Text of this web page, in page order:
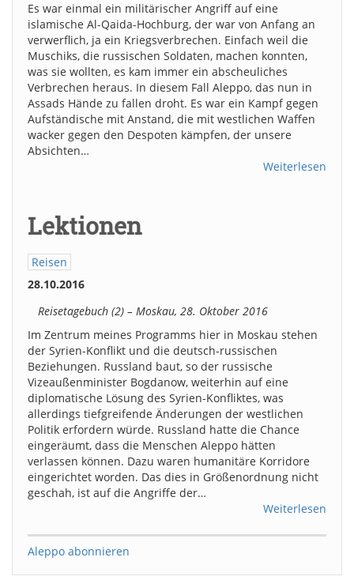
Es war einmal ein militärischer Angriff auf eine
islamische Al-Qaida-Hochburg, der war von Anfang an
verwerflich, ja ein Kriegsverbrechen. Einfach weil die
Muschiks, die russischen Soldaten, machen konnten,
was sie wollten, es kam immer ein abscheuliches
Verbrechen heraus. In diesem Fall Aleppo, das nun in
Assads Hände zu fallen droht. Es war ein Kampf gegen
Aufständische mit Anstand, die mit westlichen Waffen
wacker gegen den Despoten kämpfen, der unsere
Absichten…
Weiterlesen
Lektionen
Reisen
28.10.2016
Reisetagebuch (2) – Moskau, 28. Oktober 2016
Im Zentrum meines Programms hier in Moskau stehen
der Syrien-Konflikt und die deutsch-russischen
Beziehungen. Russland baut, so der russische
Vizeaußenminister Bogdanow, weiterhin auf eine
diplomatische Lösung des Syrien-Konfliktes, was
allerdings tiefgreifende Änderungen der westlichen
Politik erfordern würde. Russland hatte die Chance
eingeräumt, dass die Menschen Aleppo hätten
verlassen können. Dazu waren humanitäre Korridore
eingerichtet worden. Das dies in Größenordnung nicht
geschah, ist auf die Angriffe der…
Weiterlesen
Aleppo abonnieren